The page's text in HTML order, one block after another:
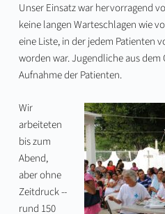
Unser Einsatz war hervorragend
keine langen Warteschlagen wie
eine Liste, in der jedem Patienten
worden war. Jugendliche aus
Aufnahme der Patienten.
Wir
arbeiteten
bis zum
Abend,
aber ohne
Zeitdruck --
rund 150